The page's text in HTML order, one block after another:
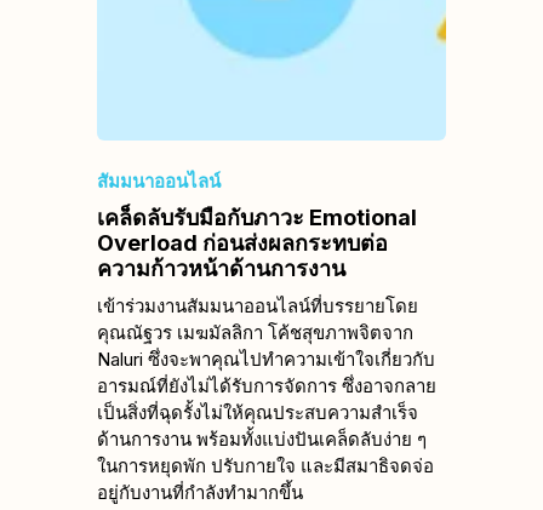
สัมมนาออนไลน์
เคล็ดลับรับมือกับภาวะ Emotional
Overload ก่อนส่งผลกระทบต่อ
ความก้าวหน้าด้านการงาน
เข้าร่วมงานสัมมนาออนไลน์ที่บรรยายโดย
คุณณัฐวร เมฆมัลลิกา โค้ชสุขภาพจิตจาก
Naluri ซึ่งจะพาคุณไปทำความเข้าใจเกี่ยวกับ
อารมณ์ที่ยังไม่ได้รับการจัดการ ซึ่งอาจกลาย
เป็นสิ่งที่ฉุดรั้งไม่ให้คุณประสบความสำเร็จ
ด้านการงาน พร้อมทั้งแบ่งปันเคล็ดลับง่าย ๆ
ในการหยุดพัก ปรับกายใจ และมีสมาธิจดจ่อ
อยู่กับงานที่กำลังทำมากขึ้น